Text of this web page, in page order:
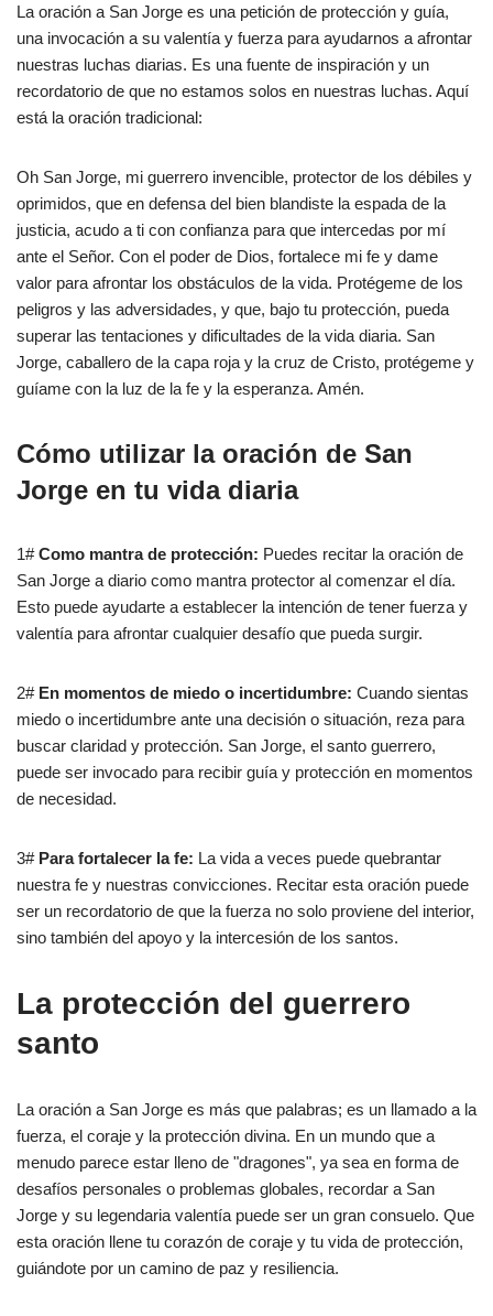
La oración a San Jorge es una petición de protección y guía,
una invocación a su valentía y fuerza para ayudarnos a afrontar
nuestras luchas diarias. Es una fuente de inspiración y un
recordatorio de que no estamos solos en nuestras luchas. Aquí
está la oración tradicional:
Oh San Jorge, mi guerrero invencible, protector de los débiles y
oprimidos, que en defensa del bien blandiste la espada de la
justicia, acudo a ti con confianza para que intercedas por mí
ante el Señor. Con el poder de Dios, fortalece mi fe y dame
valor para afrontar los obstáculos de la vida. Protégeme de los
peligros y las adversidades, y que, bajo tu protección, pueda
superar las tentaciones y dificultades de la vida diaria. San
Jorge, caballero de la capa roja y la cruz de Cristo, protégeme y
guíame con la luz de la fe y la esperanza. Amén.
Cómo utilizar la oración de San
Jorge en tu vida diaria
1#Como mantra de protección: Puedes recitar la oración de
San Jorge a diario como mantra protector al comenzar el día.
Esto puede ayudarte a establecer la intención de tener fuerza y
valentía para afrontar cualquier desafío que pueda surgir.
2# En momentos de miedo o incertidumbre: Cuando sientas
miedo o incertidumbre ante una decisión o situación, reza para
buscar claridad y protección. San Jorge, el santo guerrero,
puede ser invocado para recibir guía y protección en momentos
de necesidad.
3# Para fortalecer la fe: La vida a veces puede quebrantar
nuestra fe y nuestras convicciones. Recitar esta oración puede
ser un recordatorio de que la fuerza no solo proviene del interior,
sino también del apoyo y la intercesión de los santos.
La protección del guerrero
santo
La oración a San Jorge es más que palabras; es un llamado a la
fuerza, el coraje y la protección divina. En un mundo que a
menudo parece estar lleno de "dragones", ya sea en forma de
desafíos personales o problemas globales, recordar a San
Jorge y su legendaria valentía puede ser un gran consuelo. Que
esta oración llene tu corazón de coraje y tu vida de protección,
guiándote por un camino de paz y resiliencia.